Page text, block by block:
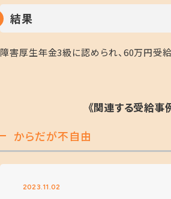
結果
障害厚生年金3級に認められ、 60万円受
《関連する受給事
からだが不自由
2023.11.02